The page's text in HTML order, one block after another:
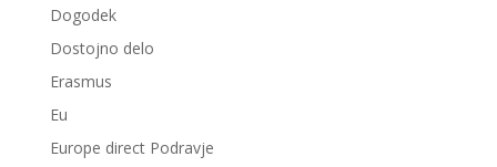
Dogodek
Dostojno delo
Erasmus
Eu
Europe direct Podravje